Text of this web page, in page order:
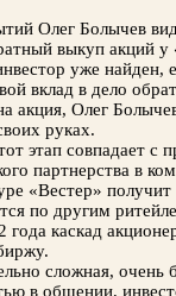
Олег Болычев
выкуп акций
уже найден,
вклад в дело
акция, Олег
руках.
этап совпадает с
партнерства в
«Вестер»
по другим
года каскад
сложная, очень
в общении,